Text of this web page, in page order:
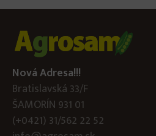
Nová Adresa!!!
Bratislavská 33/F
ŠAMORÍN 931 01
(+0421) 31/562 22 52